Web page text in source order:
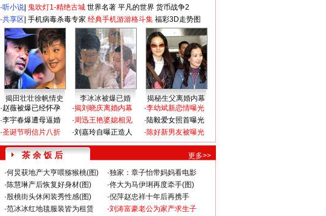
·听小说 鬼吹灯1-精绝古城 世界名著 平凡的世界 货币战争2
·共享区 手机病毒杀毒专家 经典手机游游格斗集 福彩3D走势图
揭田壮壮徐帆情史 李冰冰被爆已婚
揭秘生父离婚内幕
·赵薇被爆已经怀孕
·李宇春爆遭母逼婚
·圣诞节明信片八折
·揭刘晓庆离婚内幕
·周迅王艳婆媳相见
·刘嘉玲自曝正造人
·李幼斌新恋情曝光
·陆毅爱女照首曝光
·陈好新男友被曝光
茶 余 饭 后
更多>>
·何炅获地产大亨喂猕猴桃(图) ·独家：章子怡带妈妈看电影
·陈慧琳产后恢复好身材(图) ·佟大为马伊琍再度牵手(图)
·殷桃街头休闲装秀性感(图) ·倪萍赵忠祥十年后再携手
·范冰冰红地毯服装皆为租赁 ·刘涛富豪老公为家产求生子